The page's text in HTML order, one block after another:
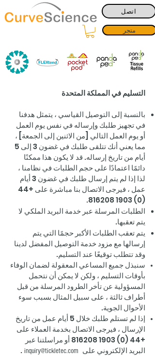
اتصل
متجر
التسليم في المملكة المتحدة
بالنسبة إلى التوصيل القياسي ، يتمثل هدفنا
في تجهيز طلبك وإرساله في نفس يوم العمل
أو يوم العمل التالي [من الاثنين إلى الجمعة] ،
مما يعني أنك تتلقى طلبك في غضون 3 إلى 5
أيام من تاريخ إرساله. قد لا يكون هذا ممكنًا
دائمًا اعتمادًا على حجم الطلبات في نظامنا ،
لذا إذا لم يتم إرسال طلبك في غضون 3 أيام
عمل ، فيرجى الاتصال بنا مباشرة على
+44
(0) 1903 816208
.
الطلبات المرسلة عبر خدمة البريد الملكي لا
يتم تعقبها.
يتم تعقب الطلبات الأكبر حجمًا التي يتم
إرسالها مع مزود خدمة التوصيل المفضل لدينا
وقد تتطلب توقيعًا عند التسليم.
سنبذل جميع المساعي المعقولة لضمان الوفاء
بأوقات التسليم ، ولكن لا يمكن أن نتحمل
المسؤولية عن تأخر الطرود المرسلة من قبل
أطراف ثالثة ، على سبيل المثال بسبب سوء
الأحوال الجوية.
إذا لم تستلم طلبك خلال 5 أيام عمل من تاريخ
الإرسال ، فيرجى الاتصال بخدمة العملاء على
+44 (0) 1903 816208
أو مراسلتنا عبر
البريد الإلكتروني على inquiry@tickletec.com
.